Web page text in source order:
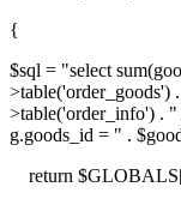
{
$sql = "select
>table('order_info') .
g.goods_id = " .
return